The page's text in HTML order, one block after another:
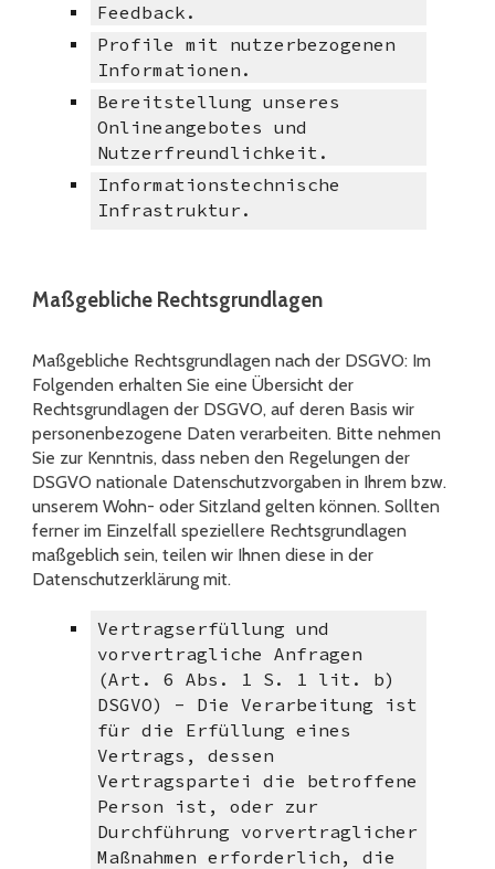
Feedback.
Profile mit nutzerbezogenen
Informationen.
Bereitstellung unseres
Onlineangebotes und
Nutzerfreundlichkeit.
Informationstechnische
Infrastruktur.
Maßgebliche Rechtsgrundlagen
Maßgebliche Rechtsgrundlagen nach der DSGVO: Im
Folgenden erhalten Sie eine Übersicht der
Rechtsgrundlagen der DSGVO, auf deren Basis wir
personenbezogene Daten verarbeiten. Bitte nehmen
Sie zur Kenntnis, dass neben den Regelungen der
DSGVO nationale Datenschutzvorgaben in Ihrem bzw.
unserem Wohn- oder Sitzland gelten können. Sollten
ferner im Einzelfall speziellere Rechtsgrundlagen
maßgeblich sein, teilen wir Ihnen diese in der
Datenschutzerklärung mit.
Vertragserfüllung und
vorvertragliche Anfragen
(Art. 6 Abs. 1 S. 1 lit. b)
DSGVO) - Die Verarbeitung ist
für die Erfüllung eines
Vertrags, dessen
Vertragspartei die betroffene
Person ist, oder zur
Durchführung vorvertraglicher
Maßnahmen erforderlich, die